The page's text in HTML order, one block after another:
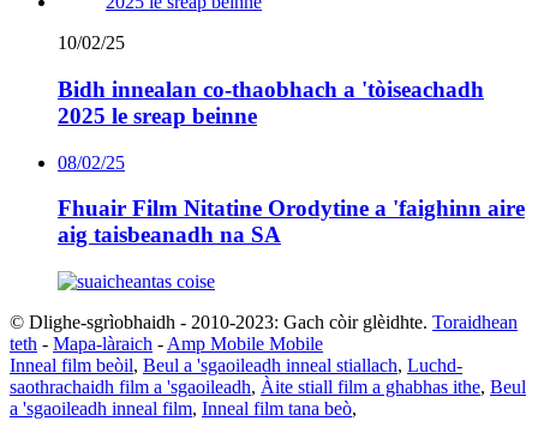
10/02/25
Bidh innealan co-thaobhach a 'tòiseachadh
2025 le sreap beinne
08/02/25
Fhuair Film Nitatine Orodytine a 'faighinn aire
aig taisbeanadh na SA
© Dlighe-sgrìobhaidh - 2010-2023: Gach còir glèidhte. Toraidhean
teth - Mapa-làraich - Amp Mobile Mobile
Inneal film beòil, Beul a 'sgaoileadh inneal stiallach, Luchd-
saothrachaidh film a 'sgaoileadh, Àite stiall film a ghabhas ithe, Beul
a 'sgaoileadh inneal film, Inneal film tana beò,